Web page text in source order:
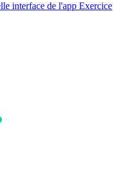
interface de l'app Exercice